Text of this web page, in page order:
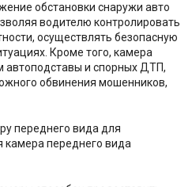
обстановки снаружи авто
водителю контролировать
осуществлять безопасную
Кроме того, камера
автоподставы и спорных ДТП,
обвинения мошенников,
переднего вида для
камера переднего вида